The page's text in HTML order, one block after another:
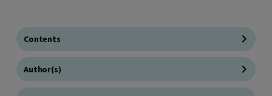
Contents
Author(s)